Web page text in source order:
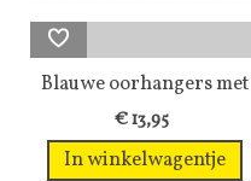
Blauwe oorhangers met
een...
€ 13,95
In winkelwagentje